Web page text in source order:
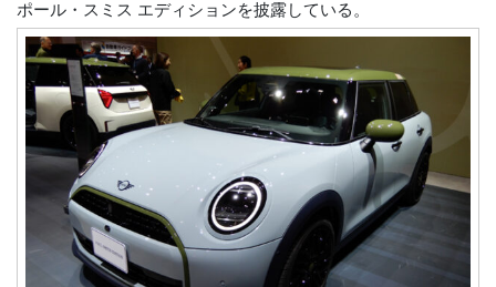
ポール・スミス エディションを披露している。